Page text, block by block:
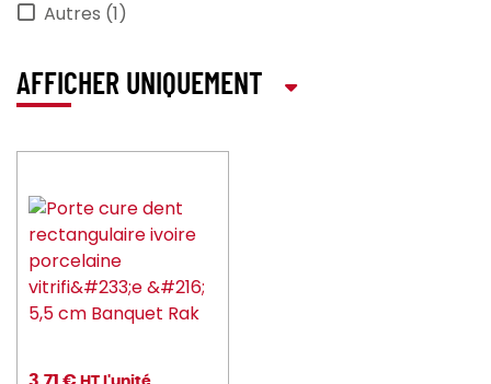
Autres (1)
AFFICHER UNIQUEMENT